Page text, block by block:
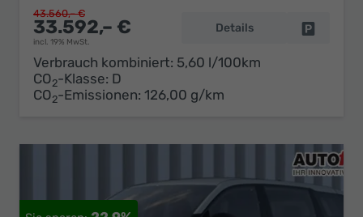
33.592,– €
incl. 19% MwSt.
43.560,– €
Details
Verbrauch kombiniert: 5,60 l/100km
CO2-Klasse: D
CO2-Emissionen: 126,00 g/km